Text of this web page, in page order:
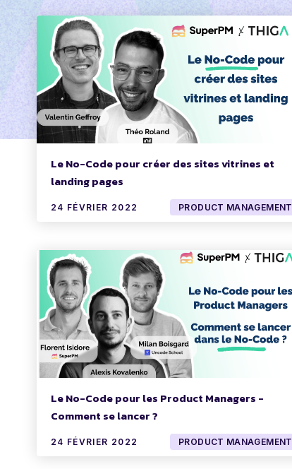
Le No-Code pour créer des sites vitrines et
landing pages
24 FÉVRIER 2022 PRODUCT MANAGEMENT
Le No-Code pour les Product Managers -
Comment se lancer ?
24 FÉVRIER 2022 PRODUCT MANAGEMENT